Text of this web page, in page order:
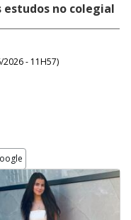
estudos no colegial
2026 - 11H57)